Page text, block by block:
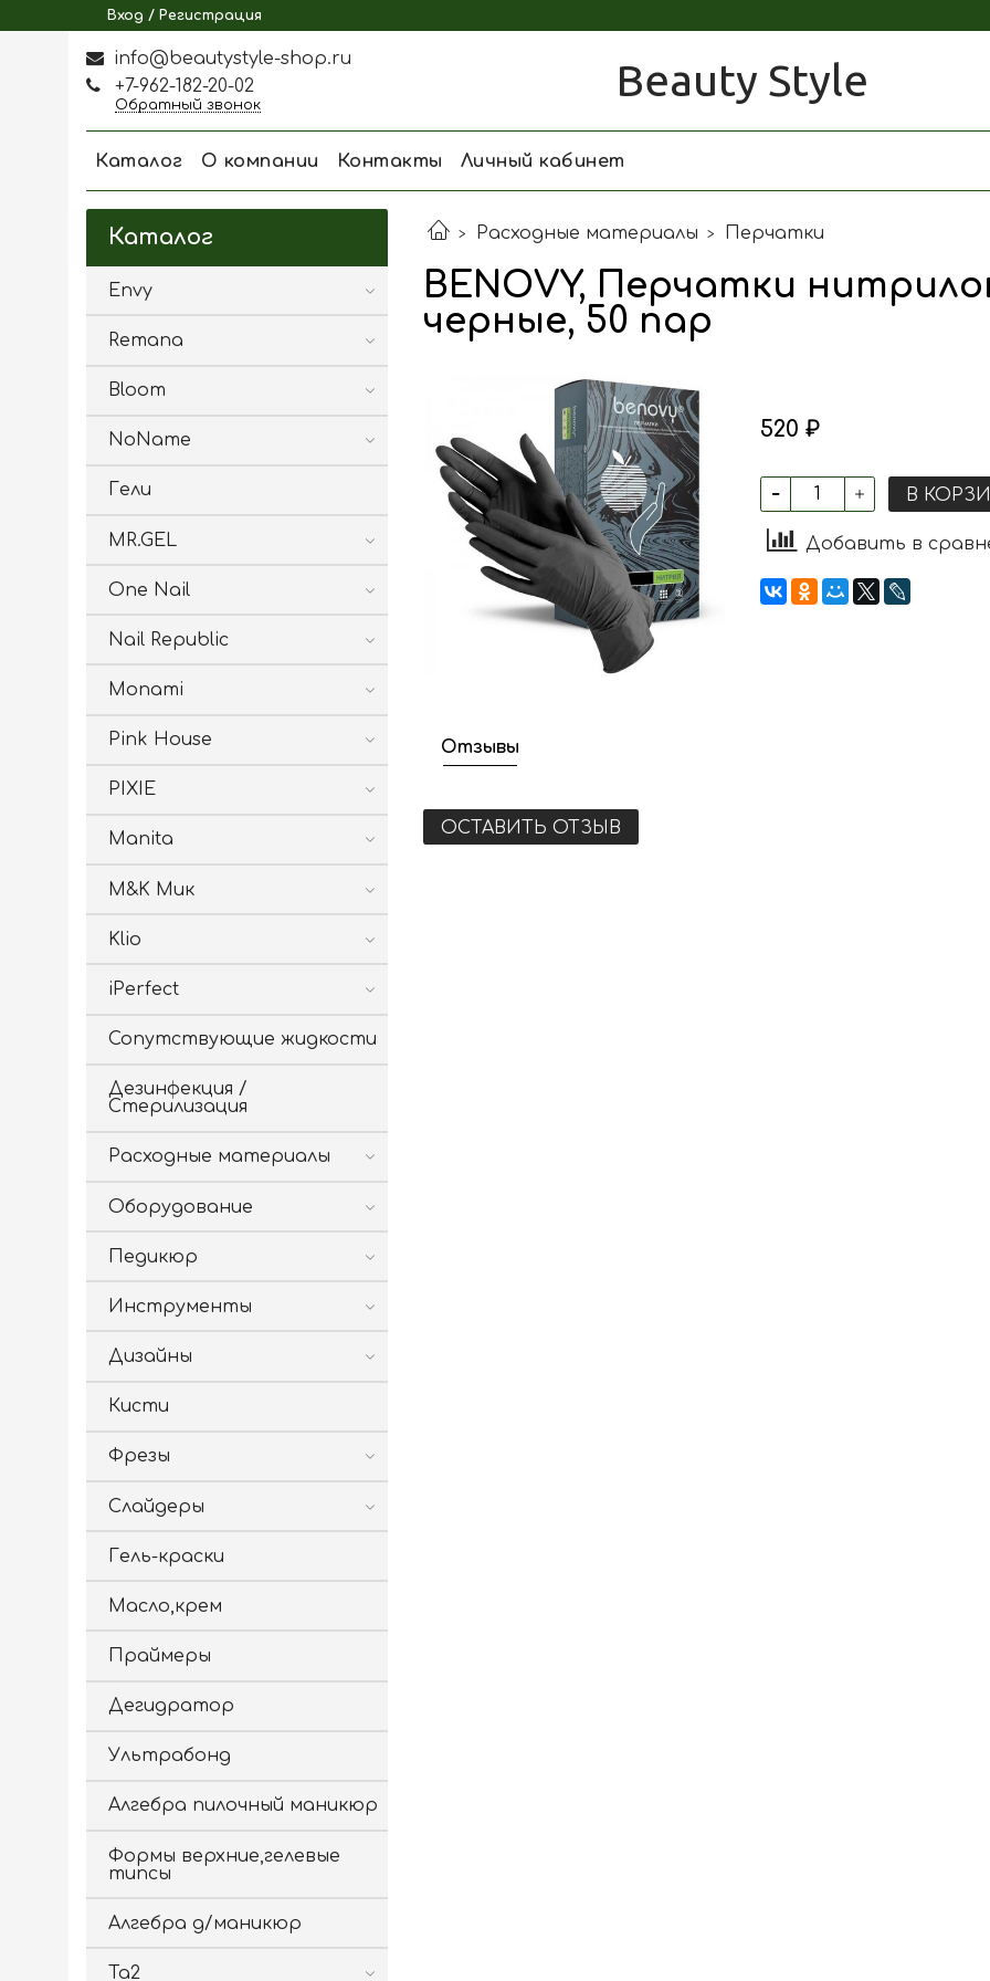
Вход / Регистрация
info@beautystyle-shop.ru
+7-962-182-20-02
Обратный звонок Beauty Style
Каталог О компании Контакты Личный кабинет
Расходные материалы Перчатки
BENOVY, Перчатки
черные, 50 пар
520 ₽
В
Добавить в
Отзывы
ОСТАВИТЬ ОТЗЫВ
Каталог
Envy
Remana
Bloom
NoName
Гели
MR.GEL
One Nail
Nail Republic
Monami
Pink House
PIXIE
Manita
M&K Мик
Klio
iPerfect
Сопутствующие жидкости
Дезинфекция /
Стерилизация
Расходные материалы
Оборудование
Педикюр
Инструменты
Дизайны
Кисти
Фрезы
Слайдеры
Гель-краски
Масло,крем
Праймеры
Дегидратор
Ультрабонд
Алгебра пилочный маникюр
Формы верхние,гелевые
типсы
Алгебра д/маникюр
Ta2